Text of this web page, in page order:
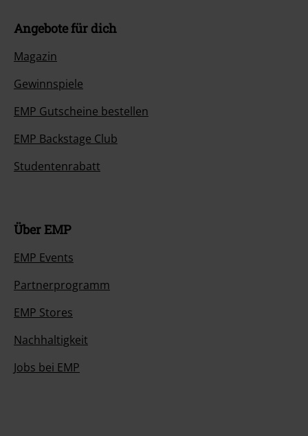
Angebote für dich
Magazin
Gewinnspiele
EMP Gutscheine bestellen
EMP Backstage Club
Studentenrabatt
Über EMP
EMP Events
Partnerprogramm
EMP Stores
Nachhaltigkeit
Jobs bei EMP